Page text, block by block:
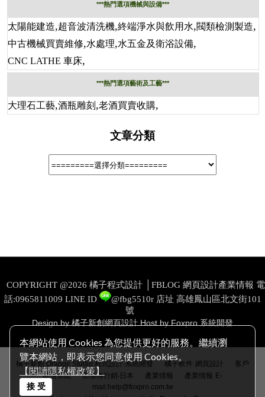
本網站使用 Cookies 為您提供更好的服務。繼續瀏
覽本網站，即表示您同意使用 Cookies。
【閱讀隱私權政策】
接 受
***熱門選項機械與設備***
太陽能建造,超音波清洗機,終端淨水與飲用水,閥類檢測製造,
中古機械買賣維修,水處理,水五金及衛浴設備,
CNC LATHE 車床,
***熱門選項藝術及工藝***
大理石工藝,酒瓶雕刻 ,老酒買賣收購,
文章分類
COPYRIGHT @2026 橘子程式設計 │FBLOG 網頁設計產業情報 電
話:0965811009 LINE ID @fbg5510r 店址 高雄鳳山區北文街101
號
Design by 橘子新創網頁設計 Host by Foxpro 系統開發
橘子新創 Orange Studio 程式設計‧系統開發│橘子軟件 網頁設計
客戶
商情系統│部落格行銷‧日本 產業情報 產業情報
E-
mail:help@foxpro.com.tw